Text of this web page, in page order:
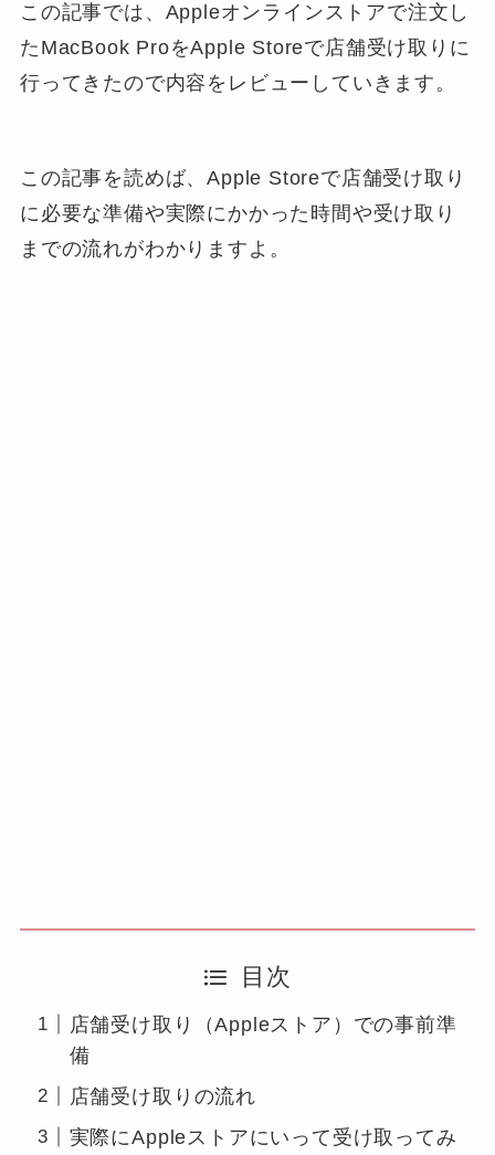
この記事では、Appleオンラインストアで注文し
たMacBook ProをApple Storeで店舗受け取りに
行ってきたので内容をレビューしていきます。
この記事を読めば、Apple Storeで店舗受け取り
に必要な準備や実際にかかった時間や受け取り
までの流れがわかりますよ。
目次
店舗受け取り（Appleストア）での事前準
備
店舗受け取りの流れ
実際にAppleストアにいって受け取ってみ